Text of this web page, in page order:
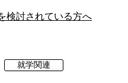
検討されている方へ
就学関連